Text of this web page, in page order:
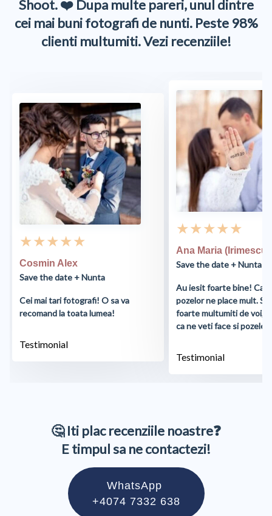
Shoot. ❤️ Dupa multe pareri, unul dintre
cei mai buni fotografi de nunti. Peste 98%
clienti multumiti. Vezi recenziile!
★ ★ ★ ★ ★
Cosmin Alex
Save the date + Nunta
Cei mai tari fotografi! O sa va
recomand la toata lumea!
Testimonial
★ ★ ★ ★ ★
Ana Maria (Irimescu)
Save the date + Nunta
Au iesit foarte bine!
pozelor ne place mult.
foarte multumiti de voi,
ca ne veti face si pozele
Testimonial
🤔 Iti plac recenziile noastre❓
E timpul sa ne contactezi!
WhatsApp
+4074 7332 638